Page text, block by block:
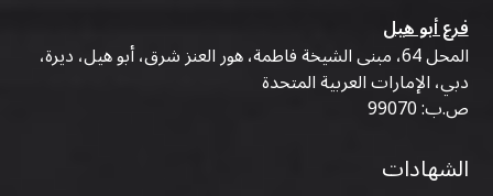
فرع أبو هيل
المحل 64، مبنى الشيخة فاطمة، هور العنز شرق، أبو هيل، ديرة،
دبي، الإمارات العربية المتحدة
ص.ب: 99070
الشهادات